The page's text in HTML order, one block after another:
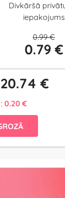
Divkāršā
iepakojums
0.99 €
0.79 €
20.74 €
0.20 €